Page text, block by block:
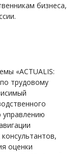
бизнеса,
«ACTUALIS:
трудовому
управлению
оценки